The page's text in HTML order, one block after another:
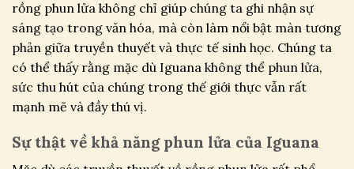
rồng phun lửa không chỉ giúp chúng ta ghi nhận sự
sáng tạo trong văn hóa, mà còn làm nổi bật màn tương
phản giữa truyền thuyết và thực tế sinh học. Chúng ta
có thể thấy rằng mặc dù Iguana không thể phun lửa,
sức thu hút của chúng trong thế giới thực vẫn rất
mạnh mẽ và đầy thú vị.
Sự thật về khả năng phun lửa của Iguana